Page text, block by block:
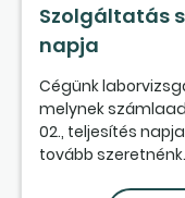
Szolgáltatás
napja
Cégünk
melynek
02., teljesítés
tovább